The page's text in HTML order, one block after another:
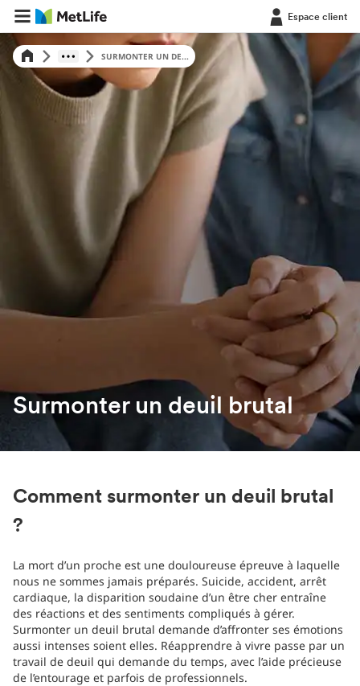
Espace client
SURMONTER UN DE...
Surmonter un deuil brutal
Comment surmonter un deuil brutal
?
La mort d’un proche est une douloureuse épreuve à laquelle
nous ne sommes jamais préparés. Suicide, accident, arrêt
cardiaque, la disparition soudaine d’un être cher entraîne
des réactions et des sentiments compliqués à gérer.
Surmonter un deuil brutal demande d’affronter ses émotions
aussi intenses soient elles. Réapprendre à vivre passe par un
travail de deuil qui demande du temps, avec l’aide précieuse
de l’entourage et parfois de professionnels.